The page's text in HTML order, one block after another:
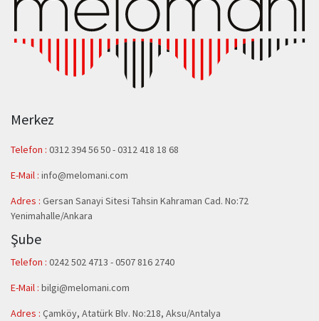
Merkez
Telefon : 0312 394 56 50-0312 418 18 68
E-Mail : info@melomani.com
Adres : Gersan Sanayi Sitesi Tahsin Kahraman Cad. No:72
Yenimahalle/Ankara
Şube
Telefon : 0242 502 4713 - 0507 816 2740
E-Mail : bilgi@melomani.com
Adres : Çamköy, Atatürk Blv. No:218, Aksu/Antalya